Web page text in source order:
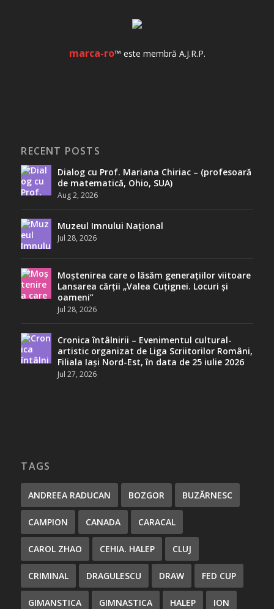
marca-ro™ este membră A.J.R.P.
RECENT POSTS
Dialog cu Prof. Mariana Chiriac – (profesoară
de matematică, Ohio, SUA)
Aug 2, 2026
Muzeul Imnului Național
Jul 28, 2026
Moștenirea care o lăsăm generațiilor viitoare
Lansarea cărții „Valea Cuțignei. Locuri și
oameni”
Jul 28, 2026
Cronica întâlnirii – Evenimentul cultural-
artistic organizat de Liga Scriitorilor Români,
Filiala Iași Nord-Est, în data de 25 iulie 2026
Jul 27, 2026
TAGS
ANDREEA RADUCAN BOZGOR BUZĂRNESC
CAMPION CANADA CARACAL
CAROL ZHAO CEHIA. HALEP CLUJ
CRIMINAL DRAGULESCU DRAW FED CUP
GIMANSTICA GIMNASTICA HALEP ION